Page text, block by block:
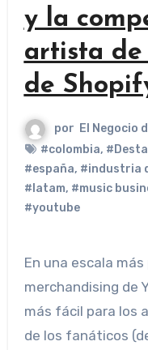
y la
artista
de
por El Negocio
#colombia,
#españa, #industria
#latam, #music
#youtube
En una escala más pequeña, la integración de
merchandising de
más fácil para los
de los fanáticos